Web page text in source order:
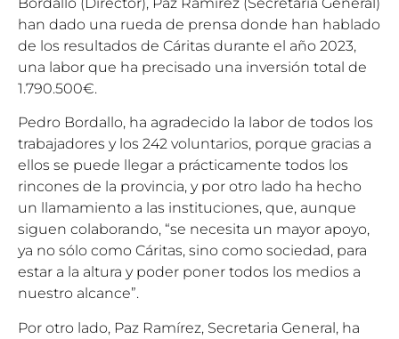
han dado una rueda de prensa donde han hablado
de los resultados de Cáritas durante el año 2023,
una labor que ha precisado una inversión total de
1.790.500€.
Pedro Bordallo, ha agradecido la labor de todos los
trabajadores y los 242 voluntarios, porque gracias a
ellos se puede llegar a prácticamente todos los
rincones de la provincia, y por otro lado ha hecho
un llamamiento a las instituciones, que, aunque
siguen colaborando, “se necesita un mayor apoyo,
ya no sólo como Cáritas, sino como sociedad, para
estar a la altura y poder poner todos los medios a
nuestro alcance”.
Por otro lado, Paz Ramírez, Secretaria General, ha